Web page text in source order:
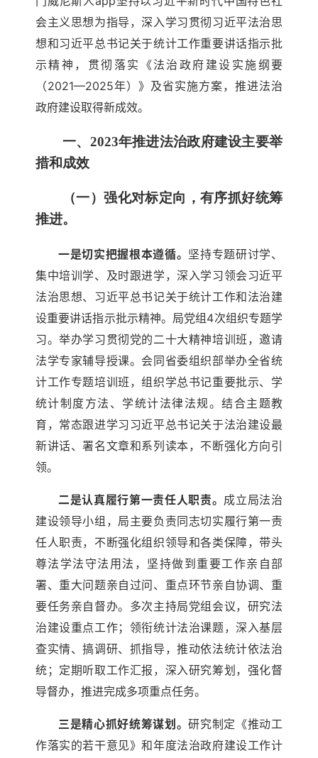
会主义思想为指导，深入学习贯彻习近平法治思
想和习近平总书记关于统计工作重要讲话指示批
示精神，贯彻落实《法治政府建设实施纲要
（2021—2025年）》及省实施方案，推进法治
政府建设取得新成效。
一、2023年推进法治政府建设主要举
措和成效
（一）强化对标定向，有序抓好统筹
推进。
一是切实把握根本遵循。 坚持专题研讨学、
集中培训学、及时跟进学，深入学习领会习近平
法治思想、习近平总书记关于统计工作和法治建
设重要讲话指示批示精神。局党组4次组织专题学
习。举办学习贯彻党的二十大精神培训班，邀请
法学专家辅导授课。会同省委组织部举办全省统
计工作专题培训班，组织学总书记重要批示、学
统计制度方法、学统计法律法规。结合主题教
育，常态跟进学习习近平总书记关于法治建设最
新讲话、署名文章和系列读本，不断强化方向引
领。
二是认真履行第一责任人职责。 成立局法治
建设领导小组，局主要负责同志切实履行第一责
任人职责，不断强化组织领导和各类保障，带头
尊法学法守法用法，坚持做到重要工作亲自部
署、重大问题亲自过问、重点环节亲自协调、重
要任务亲自督办。多次主持局党组会议，研究法
治建设重点工作；领衔统计法治课题，深入基层
查实情、搞调研、抓指导，推动依法统计依法治
统；定期听取工作汇报，深入研究筹划，强化督
导督办，推进完成多项重点任务。
三是精心抓好统筹谋划。研究制定《推动工
作落实的若干意见》和年度法治政府建设工作计